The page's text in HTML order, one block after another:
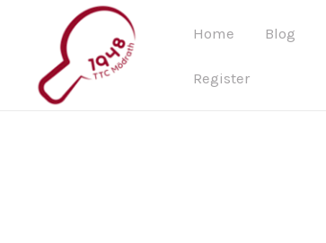
springen
Home Blog
Register